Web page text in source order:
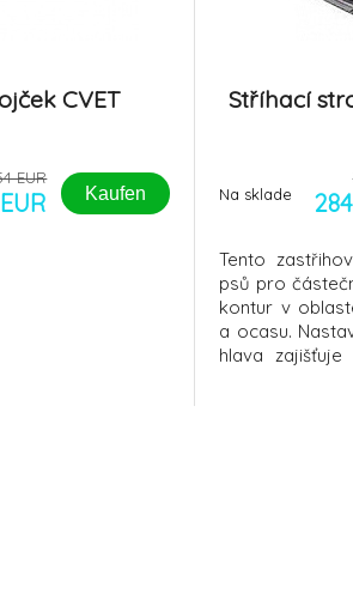
CVET
EUR
Kaufen
Stříhací
Na sklade
Tento
psů pro
kontur v
a ocasu.
hlava zajišťuje